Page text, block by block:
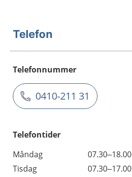
Telefon
Telefonnummer
0410-211 31
Telefontider
Måndag
07.30–18.00
Tisdag
07.30–17.00